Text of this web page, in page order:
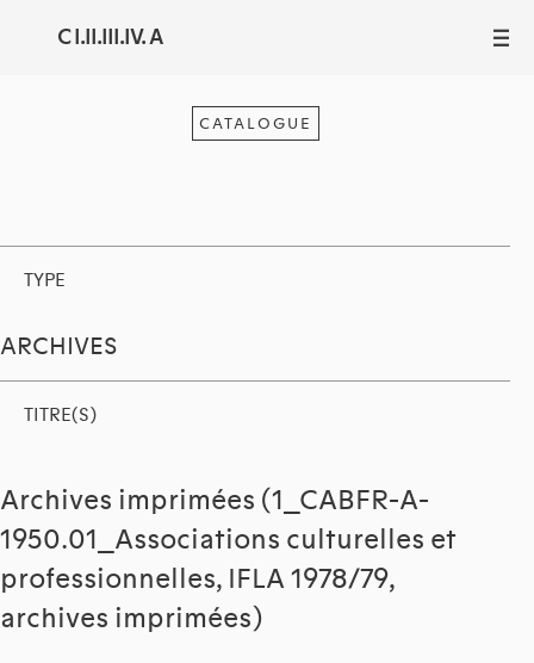
C I.II.III.IV. A III
CATALOGUE
TYPE
ARCHIVES
TITRE(S)
Archives imprimées (1_CABFR-A-
1950.01_Associations culturelles et
professionnelles, IFLA 1978/79,
archives imprimées)